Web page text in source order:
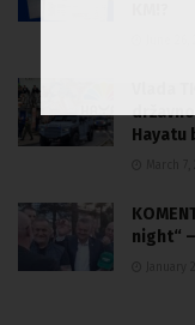
Hayatu
night“